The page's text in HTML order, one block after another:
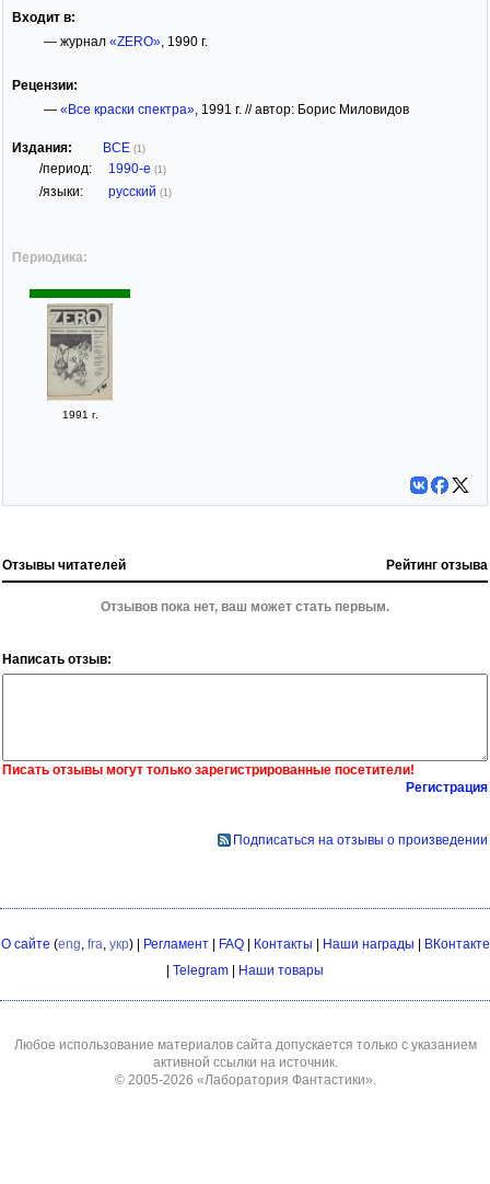
Входит в:
— журнал «ZERO», 1990 г.
Рецензии:
— «Все краски спектра», 1991 г. // автор: Борис Миловидов
Издания: ВСЕ (1)
/период: 1990-е (1)
/языки: русский (1)
Периодика:
1991 г.
Отзывы читателей Рейтинг отзыва
Отзывов пока нет, ваш может стать первым.
Написать отзыв:
Писать отзывы могут только зарегистрированные посетители!
Регистрация
Подписаться на отзывы о произведении
О сайте (eng fra укр) | Регламент| FAQ| Контакты | Наши награды | ВКонтакте
| Telegram | Наши товары
Любое использование материалов сайта допускается только с указанием
активной ссылки на источник.
© 2005-2026 «Лаборатория Фантастики»